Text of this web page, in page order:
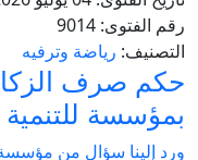
رقم الفتوى:
التصنيف: رياضة وترفيه
حكم صرف
بمؤسسة للتنمية
ورد إلينا سؤال من مؤسسة